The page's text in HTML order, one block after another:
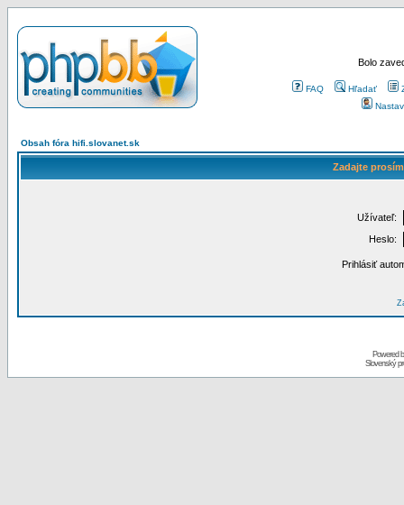
Bolo
FAQ Hľadať
Obsah fóra hifi.slovanet.sk
Zadajte
Užívateľ:
Heslo:
Prihlásiť
Powered
Slovenský